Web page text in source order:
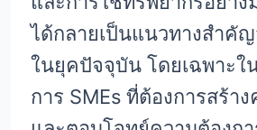
ได้กลายเป็นแนวทางสำคั
ในยุคปัจจุบัน โดยเฉพาะใ
การ SMEs ที่ต้องการสร้า